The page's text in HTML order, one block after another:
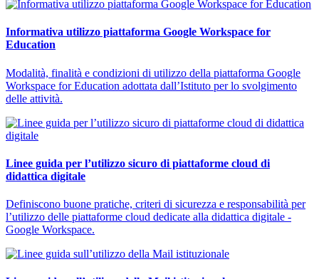
Informativa utilizzo piattaforma Google Workspace for
Education
Modalità, finalità e condizioni di utilizzo della piattaforma Google
Workspace for Education adottata dall’Istituto per lo svolgimento
delle attività.
Linee guida per l’utilizzo sicuro di piattaforme cloud di
didattica digitale
Definiscono buone pratiche, criteri di sicurezza e responsabilità per
l’utilizzo delle piattaforme cloud dedicate alla didattica digitale -
Google Workspace.